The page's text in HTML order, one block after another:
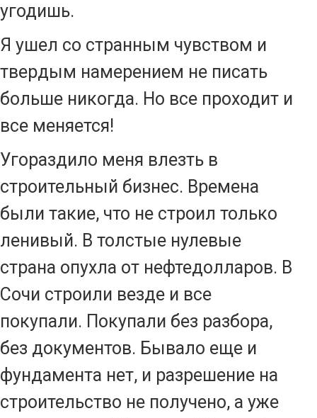
угодишь.
Я ушел со странным чувством и
твердым намерением не писать
больше никогда. Но все проходит и
все меняется!
Угораздило меня влезть в
строительный бизнес. Времена
были такие, что не строил только
ленивый. В толстые нулевые
страна опухла от нефтедолларов. В
Сочи строили везде и все
покупали. Покупали без разбора,
без документов. Бывало еще и
фундамента нет, и разрешение на
строительство не получено, а уже